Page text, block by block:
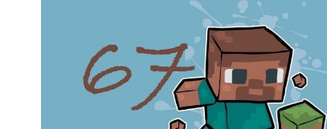
فاهي
#70
70#
MINECRAFT
:
D7OOMY999